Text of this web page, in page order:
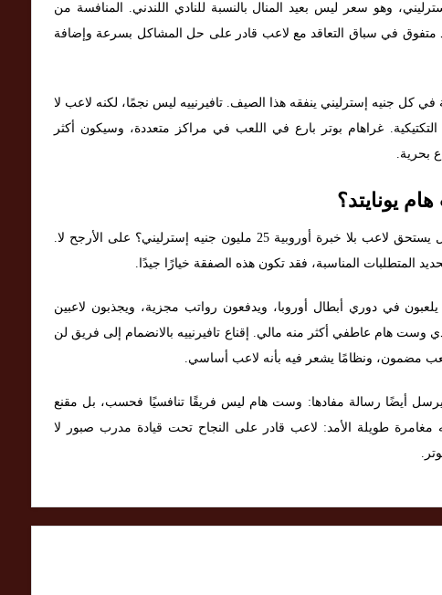
حوالي 25 مليون جنيه إسترليني، وهو سعر ليس بعيد المنال بالنسبة للنادي اللندني. المنافسة من
متفوق في سباق التعاقد مع لاعب قادر على حل المشاكل بسرعة وإضافة
كل جنيه إسترليني ينفقه هذا الصيف. تافيرنييه ليس نجمًا، لكنه لاعب لا
غراهام بوتر بارع في اللعب في مراكز متعددة، وسيكون أكثر
بحرية.
يونايتد؟
السؤال لا يتعلق بجودته، بل بجاذبية الصفقة. هل يستحق لاعب بلا خبرة أوروبية 25 مليون جنيه إسترليني؟ على الأرجح لا.
المتطلبات المناسبة، فقد تكون هذه الصفقة خيارًا جيدًا.
في دوري أبطال أوروبا، ويدفعون رواتب مجزية، ويجذبون لاعبين
هام عاطفي أكثر منه مالي. إقناع تافيرنييه بالانضمام إلى فريق لن
مضمون، ونظامًا يشعر فيه بأنه لاعب أساسي.
أيضًا رسالة مفادها: وست هام ليس فريقًا تنافسيًا فحسب، بل مقنع
مغامرة طويلة الأمد: لاعب قادر على النجاح تحت قيادة مدرب صبور لا